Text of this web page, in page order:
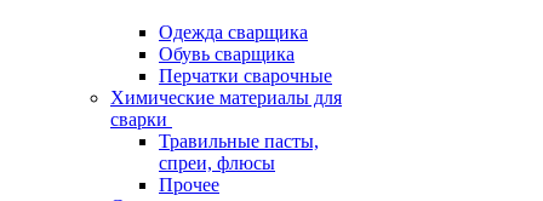
Одежда сварщика
Обувь сварщика
Перчатки сварочные
Химические материалы для
сварки
Травильные пасты,
спреи, флюсы
Прочее